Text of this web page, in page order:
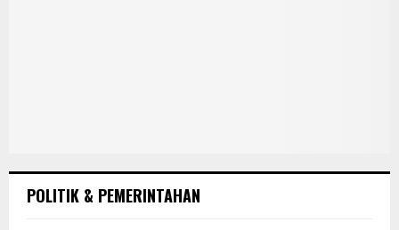
POLITIK & PEMERINTAHAN